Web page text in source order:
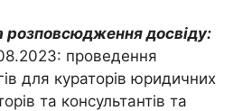
досвіду:
проведення
для кураторів юридичних
та консультантів та